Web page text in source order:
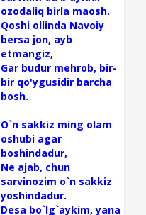
ozodaliq birla maosh.
Qoshi ollinda Navoiy
bersa jon, ayb
etmangiz,
Gar budur mehrob, bir-
bir qo'ygusidir barcha
bosh.
O`n sakkiz ming olam
oshubi agar
boshindadur,
Ne ajab, chun
sarvinozim o`n sakkiz
yoshindadur.
Desa bo`lg`aykim, yana